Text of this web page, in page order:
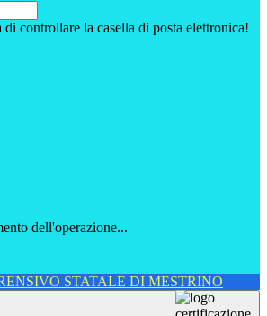
controllare la casella di posta elettronica!
dell'operazione...